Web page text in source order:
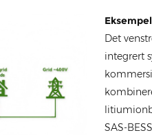
Det
integrert
SAS-